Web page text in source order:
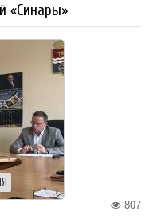
«Синары»
807